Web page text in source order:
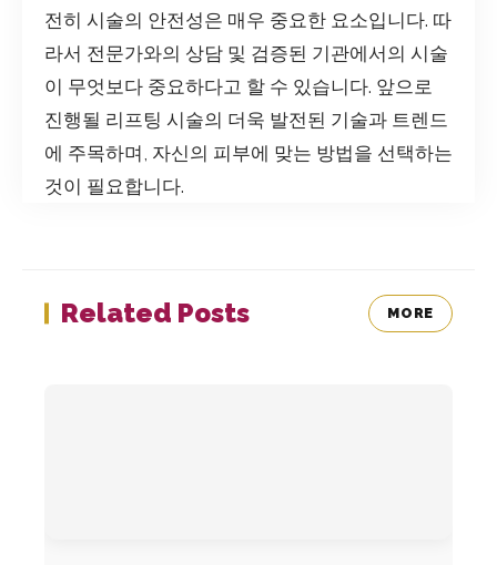
전히 시술의 안전성은 매우 중요한 요소입니다. 따
라서 전문가와의 상담 및 검증된 기관에서의 시술
이 무엇보다 중요하다고 할 수 있습니다. 앞으로
진행될 리프팅 시술의 더욱 발전된 기술과 트렌드
에 주목하며, 자신의 피부에 맞는 방법을 선택하는
것이 필요합니다.
Related Posts MORE